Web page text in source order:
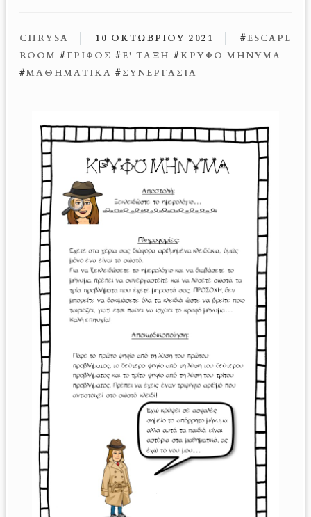
CHRYSA 10 ΟΚΤΩΒΡΊΟΥ 2021 #ESCAPE
ROOM #ΓΡΊΦΟΣ #Ε' ΤΑΞΗ #ΚΡΥΦΌ ΜΉΝΥΜΑ
#ΜΑΘΗΜΑΤΙΚΆ #ΣΥΝΕΡΓΑΣΊΑ